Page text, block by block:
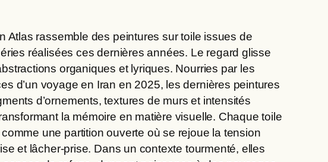
Atlas rassemble des peintures sur toile issues de
réalisées ces dernières années. Le regard glisse
organiques et lyriques. Nourries par les
d’un voyage en Iran en 2025, les dernières peintures
d’ornements, textures de murs et intensités
la mémoire en matière visuelle. Chaque toile
une partition ouverte où se rejoue la tension
et lâcher-prise. Dans un contexte tourmenté, elles